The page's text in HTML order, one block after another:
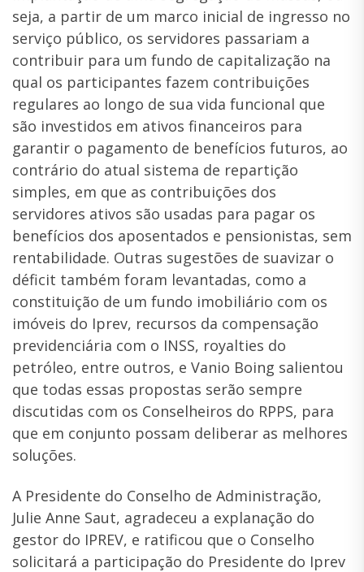
seja, a partir de um marco inicial de ingresso no
serviço público, os servidores passariam a
contribuir para um fundo de capitalização na
qual os participantes fazem contribuições
regulares ao longo de sua vida funcional que
são investidos em ativos financeiros para
garantir o pagamento de benefícios futuros, ao
contrário do atual sistema de repartição
simples, em que as contribuições dos
servidores ativos são usadas para pagar os
benefícios dos aposentados e pensionistas, sem
rentabilidade. Outras sugestões de suavizar o
déficit também foram levantadas, como a
constituição de um fundo imobiliário com os
imóveis do Iprev, recursos da compensação
previdenciária com o INSS, royalties do
petróleo, entre outros, e Vanio Boing salientou
que todas essas propostas serão sempre
discutidas com os Conselheiros do RPPS, para
que em conjunto possam deliberar as melhores
soluções.
A Presidente do Conselho de Administração,
Julie Anne Saut, agradeceu a explanação do
gestor do IPREV, e ratificou que o Conselho
solicitará a participação do Presidente do Iprev